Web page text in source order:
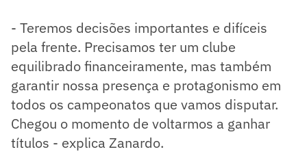
- Teremos decisões importantes e difíceis
pela frente. Precisamos ter um clube
equilibrado financeiramente, mas também
garantir nossa presença e protagonismo em
todos os campeonatos que vamos disputar.
Chegou o momento de voltarmos a ganhar
títulos - explica Zanardo.